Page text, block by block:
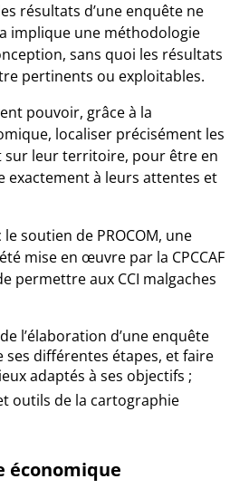
résultats d’une enquête ne
implique une méthodologie
sans quoi les résultats
pertinents ou exploitables.
pouvoir, grâce à la
localiser précisément les
sur leur territoire, pour être en
exactement à leurs attentes et
soutien de PROCOM, une
mise en œuvre par la CPCCAF
permettre aux CCI malgaches
l’élaboration d’une enquête
ses différentes étapes, et faire
adaptés à ses objectifs ;
outils de la cartographie
économique